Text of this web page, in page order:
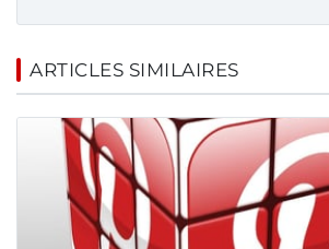
ARTICLES SIMILAIRES